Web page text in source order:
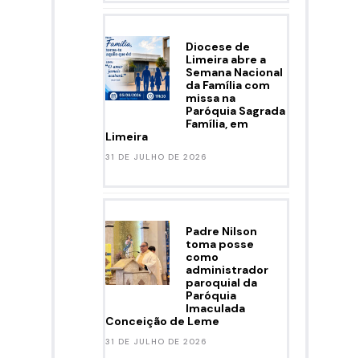
Diocese de
Limeira abre a
Semana Nacional
da Família com
missa na
Paróquia Sagrada
Família, em
Limeira
31 DE JULHO DE 2026
Padre Nilson
toma posse
como
administrador
paroquial da
Paróquia
Imaculada
Conceição de Leme
31 DE JULHO DE 2026